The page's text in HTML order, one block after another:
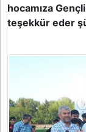
hocamıza
teşekkür eder